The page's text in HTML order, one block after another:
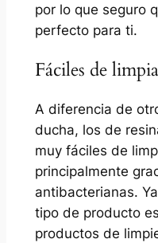
por lo que seguro
perfecto para ti.
Fáciles de
A diferencia de
ducha, los de
muy fáciles de
principalmente
antibacterianas.
tipo de producto
productos de